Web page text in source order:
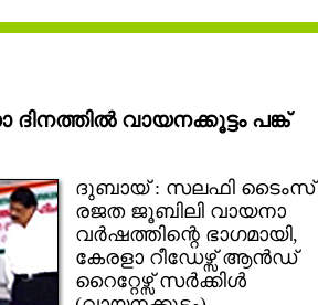
വായനക്കൂട്ടം പങ്ക്
ദുബായ് : സലഫി ടൈംസ്
രജത ജൂബിലി വായനാ
വര്‍ഷത്തിന്റെ ഭാഗമായി,
കേരളാ റീഡേഴ്സ് ആന്‍ഡ്
റൈറ്റേഴ്സ് സര്‍ക്കിള്‍